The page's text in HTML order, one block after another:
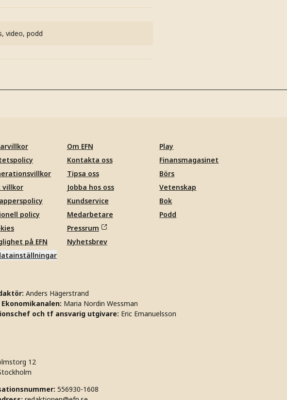
video, podd
villkor
policy
på EFN
Om EFN
Kontakta oss
Tipsa oss
Jobba hos oss
Kundservice
Medarbetare
Pressrum
Nyhetsbrev
Play
Finansmagasinet
Börs
Vetenskap
Bok
Podd
Anders Hägerstrand
Ekonomikanalen: Maria Nordin Wessman
och tf ansvarig utgivare: Eric Emanuelsson
12
556930-1608